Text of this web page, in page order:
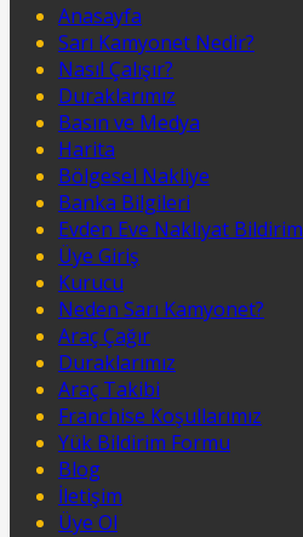
Anasayfa
Sarı Kamyonet Nedir?
Nasıl Çalışır?
Duraklarımız
Basın ve Medya
Harita
Bölgesel Nakliye
Banka Bilgileri
Evden Eve Nakliyat Bildirim
Üye Giriş
Kurucu
Neden Sarı Kamyonet?
Araç Çağır
Duraklarımız
Araç Takibi
Franchise Koşullarımız
Yük Bildirim Formu
Blog
İletişim
Üye Ol